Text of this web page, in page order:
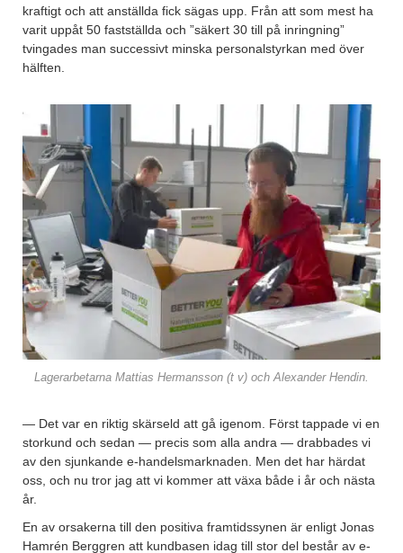
kraftigt och att anställda fick sägas upp. Från att som mest ha
varit uppåt 50 fastställda och ”säkert 30 till på inringning”
tvingades man successivt minska personalstyrkan med över
hälften.
Lagerarbetarna Mattias Hermansson (t v) och Alexander Hendin.
— Det var en riktig skärseld att gå igenom. Först tappade vi en
storkund och sedan — precis som alla andra — drabbades vi
av den sjunkande e-handelsmarknaden. Men det har härdat
oss, och nu tror jag att vi kommer att växa både i år och nästa
år.
En av orsakerna till den positiva framtidssynen är enligt Jonas
Hamrén Berggren att kundbasen idag till stor del består av e-